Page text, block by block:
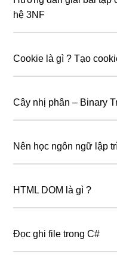
hệ 3NF
Cookie là gì ? Tạo
Cây nhị phân – Binary
Nên học ngôn ngữ lập
HTML DOM là gì ?
Đọc ghi file trong C#